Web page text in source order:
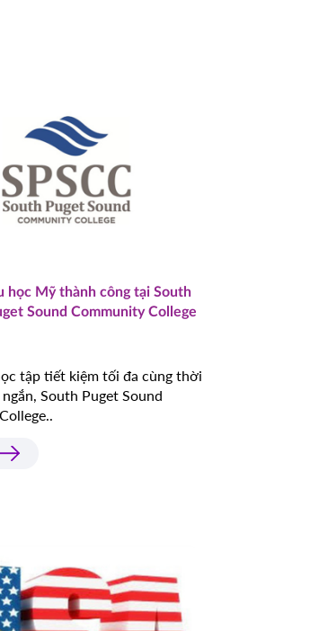
học Mỹ thành công tại South
Sound Community College
tập tiết kiệm tối đa cùng thời
South Puget Sound